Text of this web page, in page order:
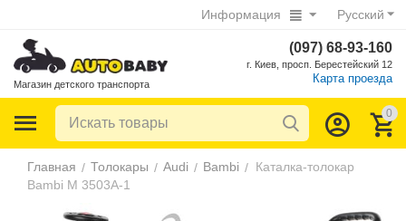
Русский
Информация
Магазин детского транспорта
(097) 68-93-160
г. Киев, просп. Берестейский 12
Карта проезда
0
Главная / Толокары / Audi / Bambi / Каталка-толокар
Bambi M 3503A-1